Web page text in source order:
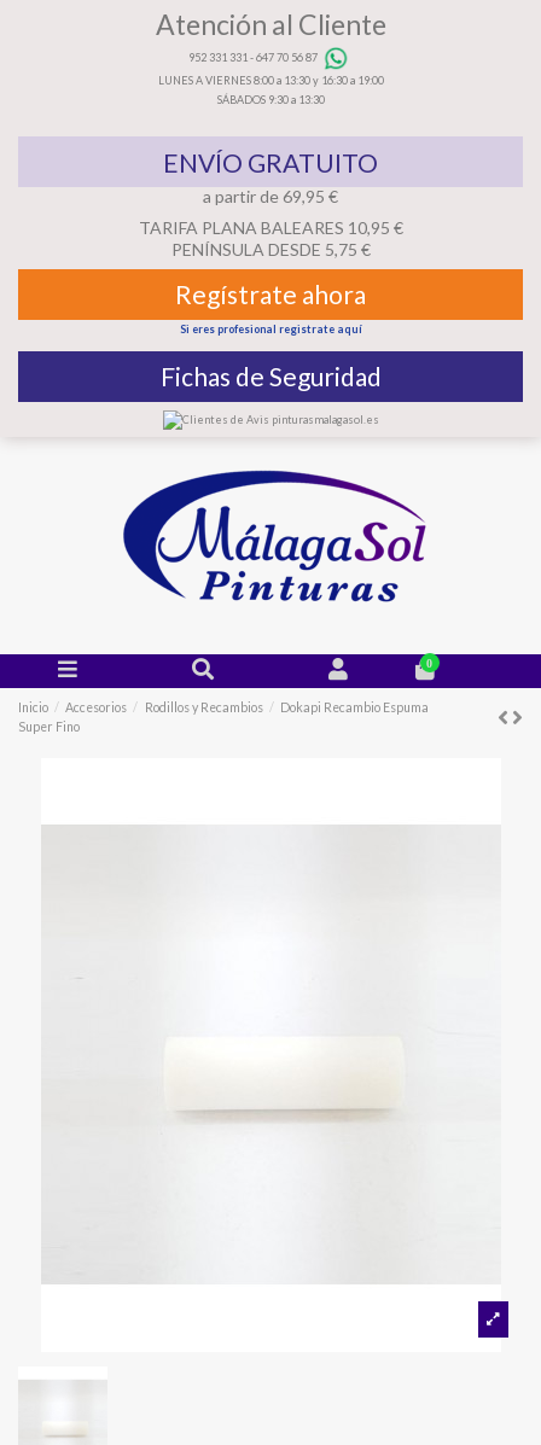
Atención al Cliente
952 331 331 -647 70 56 87
LUNES A VIERNES 8:00 a 13:30 y 16:30 a 19:00
SÁBADOS 9:30 a 13:30
ENVÍO GRATUITO
a partir de 69,95 €
TARIFA PLANA BALEARES 10,95 €
PENÍNSULA DESDE 5,75 €
Regístrate ahora
Si eres profesional registrate aquí
Fichas de Seguridad
0
Inicio Accesorios Rodillos y Recambios
Dokapi Recambio Espuma
Super Fino